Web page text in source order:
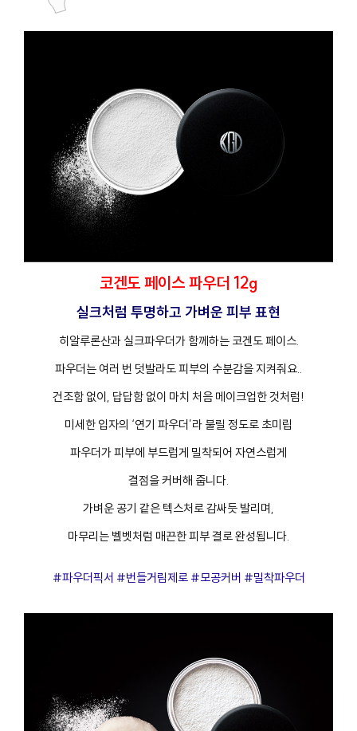
코겐도 페이스 파우더 12g
실크처럼 투명하고 가벼운 피부 표현
히알루론산과 실크파우더가 함께하는 코겐도 페이스.
파우더는 여러 번 덧발라도 피부의 수분감을 지켜줘요..
건조함 없이, 답답함 없이 마치 처음 메이크업한 것처럼!
미세한 입자의 ‘연기 파우더’라 불릴 정도로 초미립
파우더가 피부에 부드럽게 밀착되어 자연스럽게
결점을 커버해 줍니다.
가벼운 공기 같은 텍스처로 감싸듯 발리며,
마무리는 벨벳처럼 매끈한 피부 결로 완성됩니다.
#파우더픽서 #번들거림제로 #모공커버 #밀착파우더